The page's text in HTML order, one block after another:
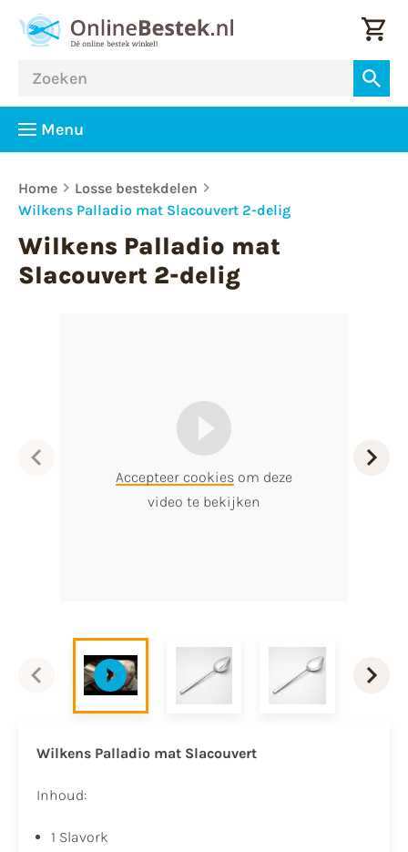
Menu
Home
Losse bestekdelen
Wilkens Palladio mat Slacouvert 2-delig
Wilkens Palladio mat
Slacouvert 2-delig
Accepteer cookies om deze
video te bekijken
Wilkens Palladio mat Slacouvert
Inhoud:
1 Slavork